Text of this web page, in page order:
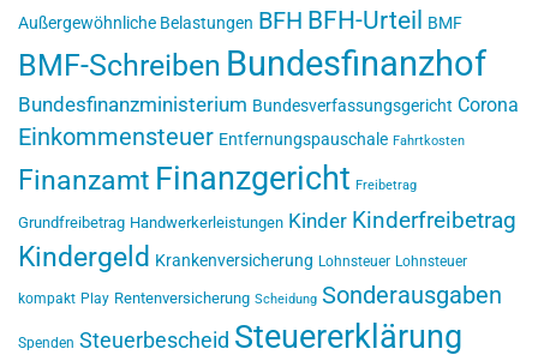
Außergewöhnliche Belastungen BFH BFH-Urteil BMF
BMF-Schreiben Bundesfinanzhof
Bundesfinanzministerium Bundesverfassungsgericht Corona
Einkommensteuer Entfernungspauschale Fahrtkosten
Finanzamt Finanzgericht Freibetrag
Grundfreibetrag Handwerkerleistungen Kinder Kinderfreibetrag
Kindergeld Krankenversicherung Lohnsteuer Lohnsteuer
kompakt Play Rentenversicherung Scheidung Sonderausgaben
Spenden Steuerbescheid Steuererklärung